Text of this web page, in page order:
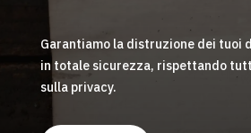
Garantiamo la distruzione dei tuoi
in totale sicurezza, rispettando
sulla privacy.